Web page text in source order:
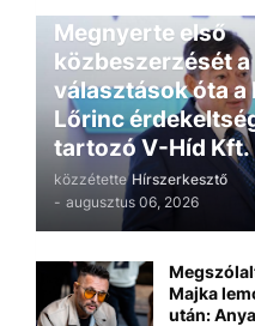
Megnyerte első
közbeszerzését a
választások óta a
Lőrinc
tartozó V-Híd Kft.
közzétette Hírszerkesztő
- augusztus 06, 2026
Majka
után: